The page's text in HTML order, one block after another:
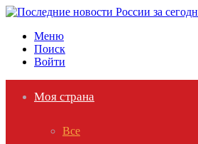
Меню
Поиск
Войти
Моя страна
Все